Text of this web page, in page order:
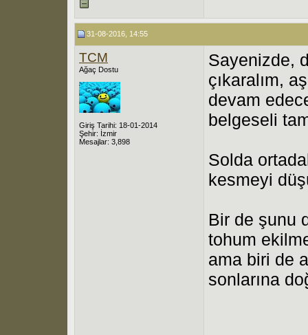
31-08-2016, 14:55
TCM
Ağaç Dostu
Giriş Tarihi: 18-01-2014
Şehir: İzmir
Mesajlar: 3,898
Sayenizde,
çıkaralım,
devam
belgeseli
Solda
kesmeyi
Bir de şunu
tohum
ama biri de
sonlarına